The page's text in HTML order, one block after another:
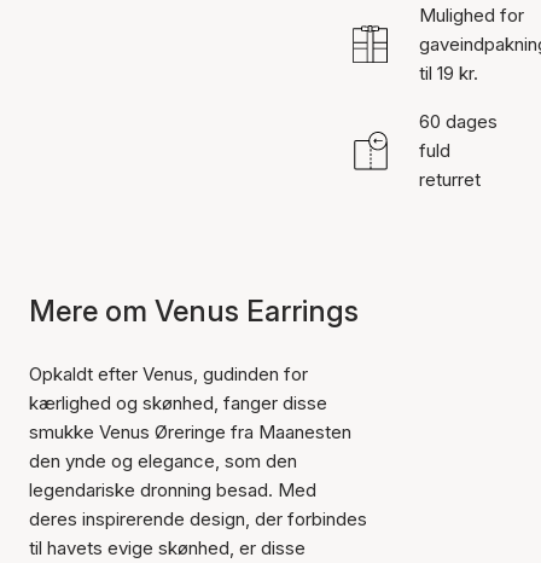
Mulighed for
til 19 kr.
60 dages
fuld
returret
Mere om Venus Earrings
Opkaldt efter Venus, gudinden for
kærlighed og skønhed, fanger disse
smukke Venus Øreringe fra Maanesten
den ynde og elegance, som den
legendariske dronning besad. Med
deres inspirerende design, der forbindes
til havets evige skønhed, er disse